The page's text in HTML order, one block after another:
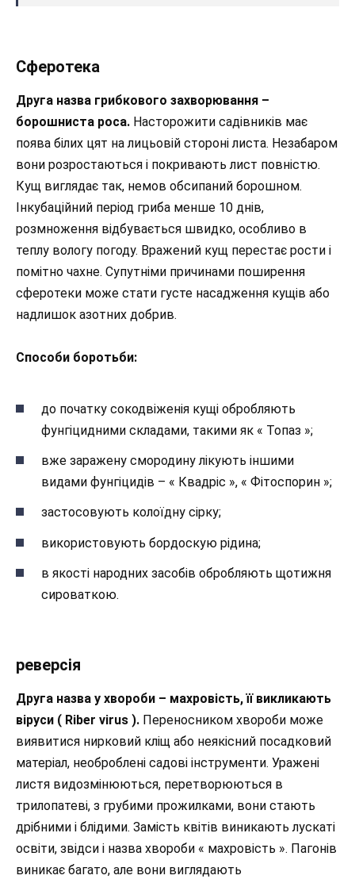
Сферотека
Друга назва грибкового захворювання –
борошниста роса. Насторожити садівників має
поява білих цят на лицьовій стороні листа. Незабаром
вони розростаються і покривають лист повністю.
Кущ виглядає так, немов обсипаний борошном.
Інкубаційний період гриба менше 10 днів,
розмноження відбувається швидко, особливо в
теплу вологу погоду. Вражений кущ перестає рости і
помітно чахне. Супутніми причинами поширення
сферотеки може стати густе насадження кущів або
надлишок азотних добрив.
Способи боротьби:
до початку сокодвіженія кущі обробляють
фунгіцидними складами, такими як « Топаз »;
вже заражену смородину лікують іншими
видами фунгіцидів – « Квадріс », « Фітоспорин »;
застосовують колоїдну сірку;
використовують бордоскую рідина;
в якості народних засобів обробляють щотижня
сироваткою.
реверсія
Друга назва у хвороби – махровість, її викликають
віруси ( Riber virus ). Переносником хвороби може
виявитися нирковий кліщ або неякісний посадковий
матеріал, необроблені садові інструменти. Уражені
листя видозмінюються, перетворюються в
трилопатеві, з грубими прожилками, вони стають
дрібними і блідими. Замість квітів виникають лускаті
освіти, звідси і назва хвороби « махровість ». Пагонів
виникає багато, але вони виглядають